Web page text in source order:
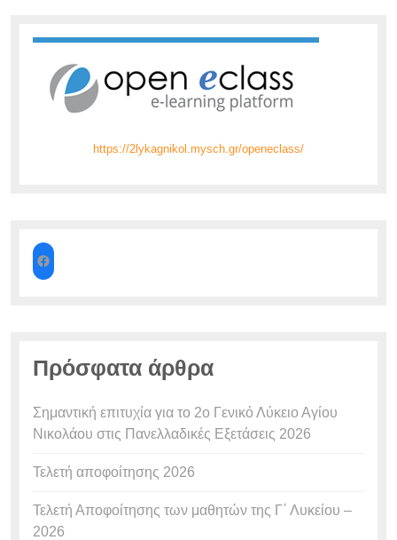
https://2lykagnikol.mysch.gr/openeclass/
Πρόσφατα άρθρα
Σημαντική επιτυχία για το 2ο Γενικό Λύκειο Αγίου
Νικολάου στις Πανελλαδικές Εξετάσεις 2026
Τελετή αποφοίτησης 2026
Τελετή Αποφοίτησης των μαθητών της Γ΄ Λυκείου –
2026